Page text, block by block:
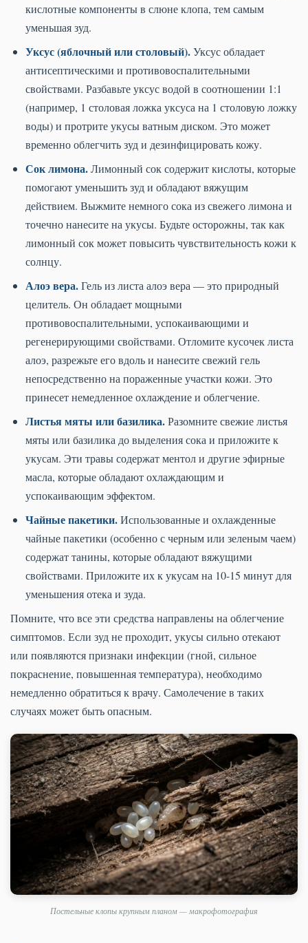
кислотные компоненты в слюне клопа, тем самым
уменьшая зуд.
Уксус (яблочный или столовый).Уксус обладает
антисептическими и противовоспалительными
свойствами. Разбавьте уксус водой в соотношении 1:1
(например, 1 столовая ложка уксуса на 1 столовую ложку
воды) и протрите укусы ватным диском. Это может
временно облегчить зуд и дезинфицировать кожу.
Сок лимона.Лимонный сок содержит кислоты, которые
помогают уменьшить зуд и обладают вяжущим
действием. Выжмите немного сока из свежего лимона и
точечно нанесите на укусы. Будьте осторожны, так как
лимонный сок может повысить чувствительность кожи к
солнцу.
Алоэ вера.Гель из листа алоэ вера — это природный
целитель. Он обладает мощными
противовоспалительными, успокаивающими и
регенерирующими свойствами. Отломите кусочек листа
алоэ, разрежьте его вдоль и нанесите свежий гель
непосредственно на пораженные участки кожи. Это
принесет немедленное охлаждение и облегчение.
Листья мяты или базилика.Разомните свежие листья
мяты или базилика до выделения сока и приложите к
укусам. Эти травы содержат ментол и другие эфирные
масла, которые обладают охлаждающим и
успокаивающим эффектом.
Чайные пакетики.Использованные и охлажденные
чайные пакетики (особенно с черным или зеленым чаем)
содержат танины, которые обладают вяжущими
свойствами. Приложите их к укусам на 10-15 минут для
уменьшения отека и зуда.
Помните, что все эти средства направлены на облегчение
симптомов. Если зуд не проходит, укусы сильно отекают
или появляются признаки инфекции (гной, сильное
покраснение, повышенная температура), необходимо
немедленно обратиться к врачу. Самолечение в таких
случаях может быть опасным.
Постельные клопы крупным планом — макрофотография